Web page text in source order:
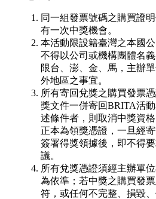
同一組發票號碼之購買證
有一次中獎機會。
本活動限設籍臺灣之本國
不得以公司或機構團體名
限台、澎、金、馬，主辦
外地區之事宜。
所有寄回兌獎之購買發票
獎文件一併寄回BRITA活
述條件者，則取消中獎資
正本為領獎憑證，一旦經
簽署得獎領據後，即不得
議。
所有兌獎憑證須經主辦單
為依準；若中獎之購買發
符，或任何不完整、損毀